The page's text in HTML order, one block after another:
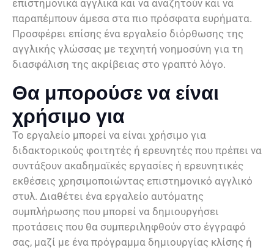
επιστημονικά αγγλικά και να αναζητούν και να
παραπέμπουν άμεσα στα πιο πρόσφατα ευρήματα.
Προσφέρει επίσης ένα εργαλείο διόρθωσης της
αγγλικής γλώσσας με τεχνητή νοημοσύνη για τη
διασφάλιση της ακρίβειας στο γραπτό λόγο.
Θα μπορούσε να είναι
χρήσιμο για
Το εργαλείο μπορεί να είναι χρήσιμο για
διδακτορικούς φοιτητές ή ερευνητές που πρέπει να
συντάξουν ακαδημαϊκές εργασίες ή ερευνητικές
εκθέσεις χρησιμοποιώντας επιστημονικό αγγλικό
στυλ. Διαθέτει ένα εργαλείο αυτόματης
συμπλήρωσης που μπορεί να δημιουργήσει
προτάσεις που θα συμπεριληφθούν στο έγγραφό
σας, μαζί με ένα πρόγραμμα δημιουργίας κλίσης ή